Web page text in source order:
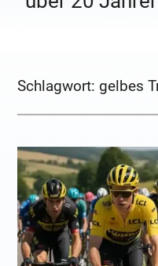
Schlagwort: gelbes